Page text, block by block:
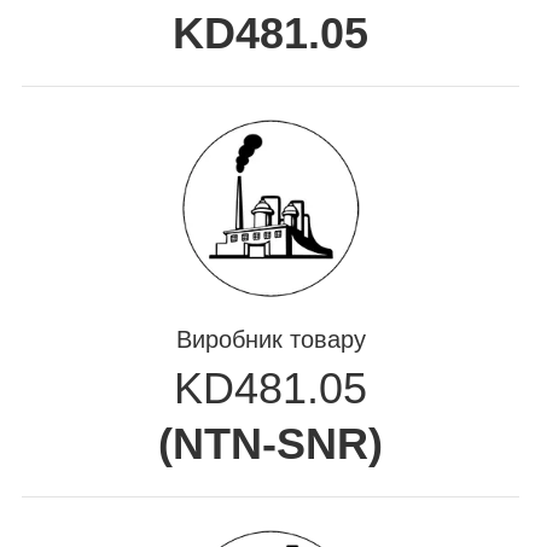
KD481.05
Виробник товару
KD481.05
(NTN-SNR)